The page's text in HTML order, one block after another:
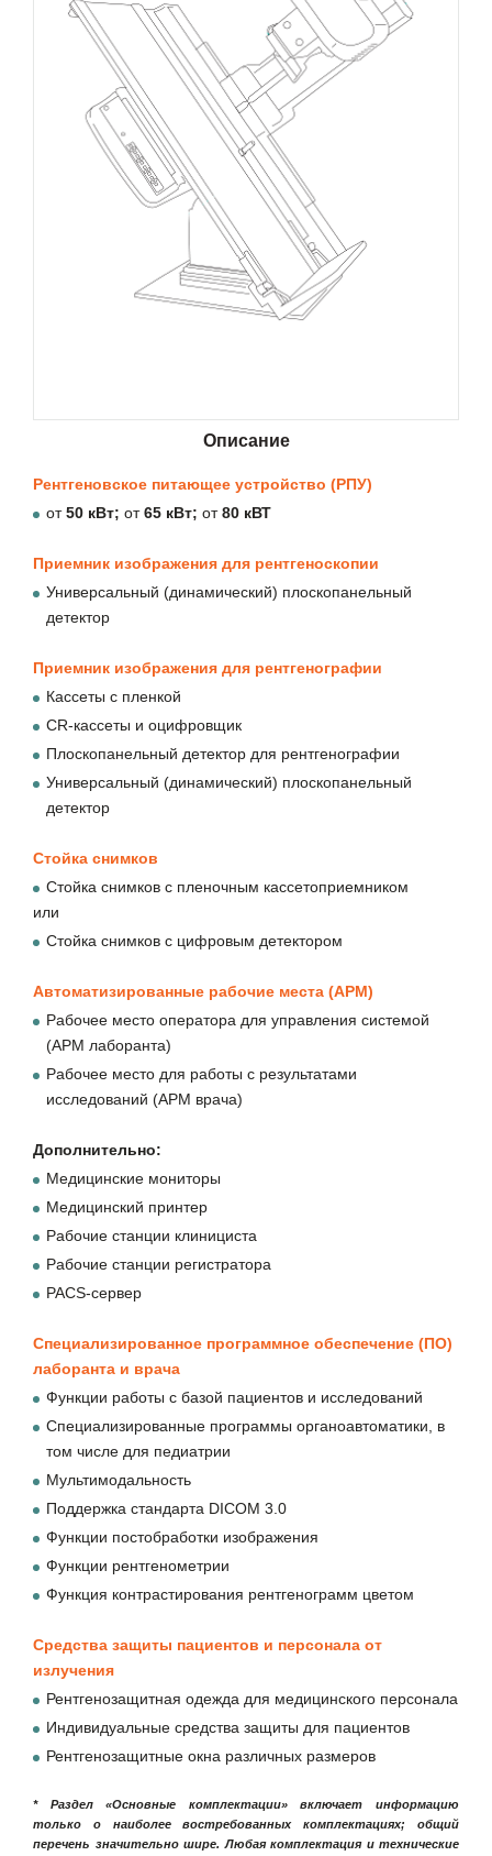
Описание
Рентгеновское питающее устройство (РПУ)
от50 кВт; от65 кВт; от80 кВТ
Приемник изображения для рентгеноскопии
Универсальный (динамический) плоскопанельный
детектор
Приемник изображения для рентгенографии
Кассеты с пленкой
CR-кассеты и оцифровщик
Плоскопанельный детектор для рентгенографии
Универсальный (динамический) плоскопанельный
детектор
Стойка снимков
Стойка снимков с пленочным кассетоприемником
или
Стойка снимков с цифровым детектором
Автоматизированные рабочие места (АРМ)
Рабочее место оператора для управления системой
(АРМ лаборанта)
Рабочее место для работы с результатами
исследований (АРМ врача)
Дополнительно:
Медицинские мониторы
Медицинский принтер
Рабочие станции клинициста
Рабочие станции регистратора
PACS-сервер
Специализированное программное обеспечение (ПО)
лаборанта и врача
Функции работы с базой пациентов и исследований
Специализированные программы органоавтоматики, в
том числе для педиатрии
Мультимодальность
Поддержка стандарта DICOM 3.0
Функции постобработки изображения
Функции рентгенометрии
Функция контрастирования рентгенограмм цветом
Средства защиты пациентов и персонала от
излучения
Рентгенозащитная одежда для медицинского персонала
Индивидуальные средства защиты для пациентов
Рентгенозащитные окна различных размеров
* Раздел «Основные комплектации» включает информацию
только о наиболее востребованных комплектациях; общий
перечень значительно шире. Любая комплектация и технические